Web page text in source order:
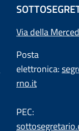
Via della
Posta
elettronica:
rno.it
PEC: